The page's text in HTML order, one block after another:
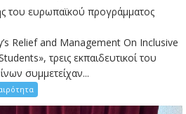
του ευρωπαϊκού προγράμματος
Relief and Management On Inclusive
τρεις εκπαιδευτικοί του
συμμετείχαν...